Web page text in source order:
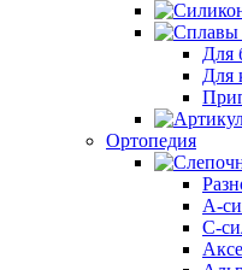
Для
Для
Ортопедия
А-
С-